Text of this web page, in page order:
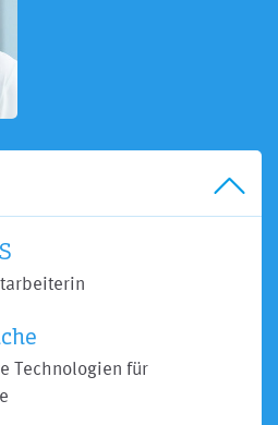
Technologien für